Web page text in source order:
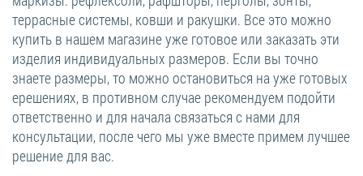
террасные системы, ковши и ракушки. Все это можно
купить в нашем магазине уже готовое или заказать эти
изделия индивидуальных размеров. Если вы точно
знаете размеры, то можно остановиться на уже готовых
ерешениях, в противном случае рекомендуем подойти
ответственно и для начала связаться с нами для
консультации, после чего мы уже вместе примем лучшее
решение для вас.